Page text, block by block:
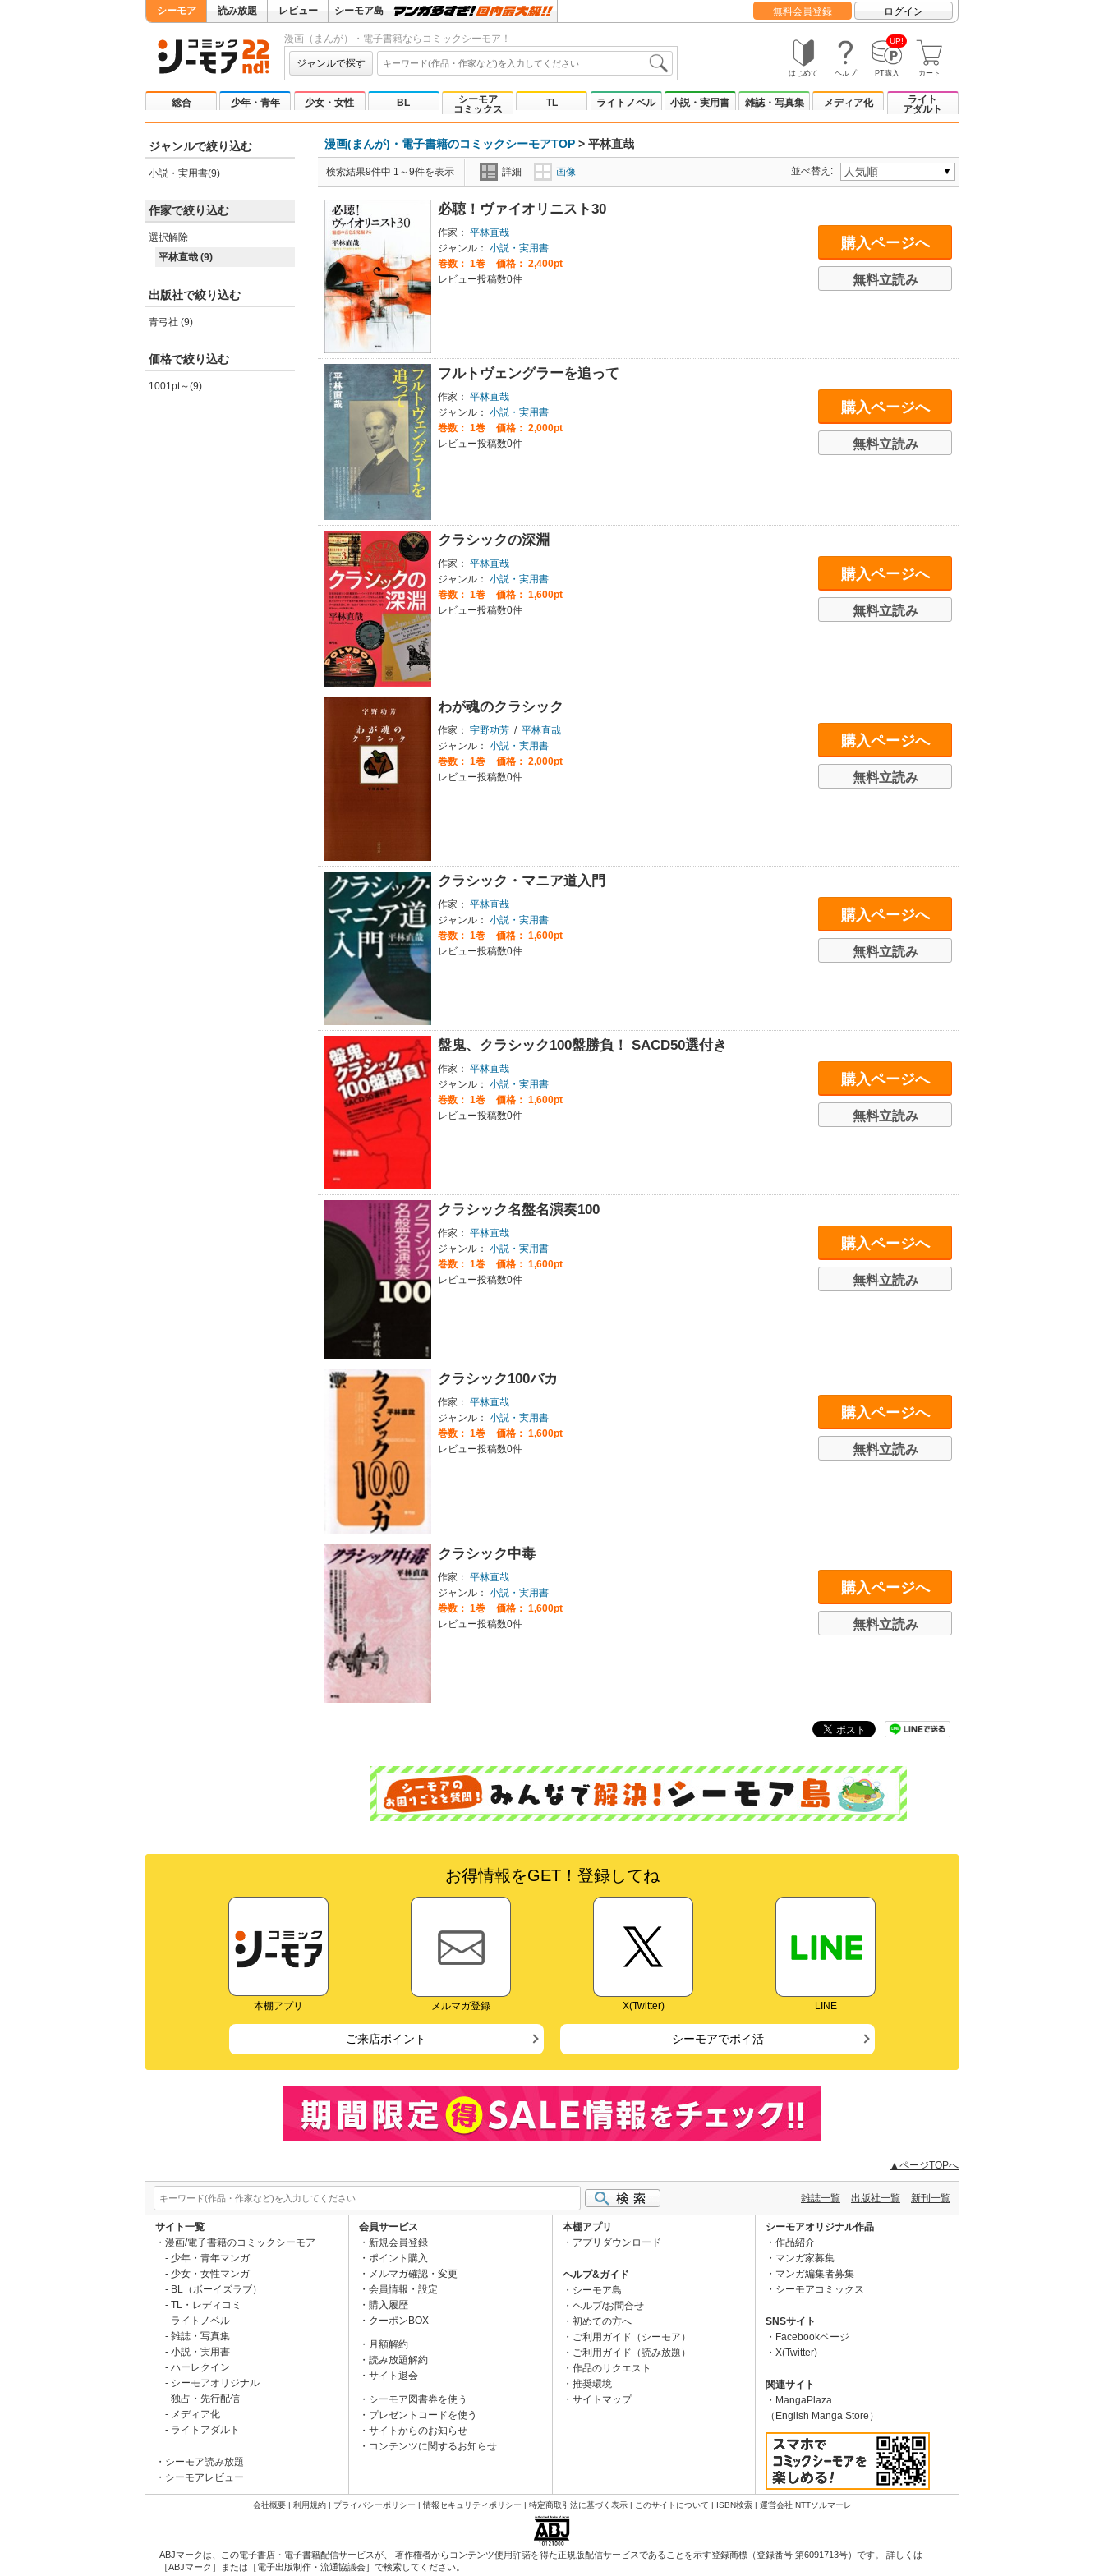
シーモア 読み放題 レビュー シーモア島 無料会員登録 ログイン
漫画（まんが）・電子書籍ならコミックシーモア！
ジャンルで探す
はじめて ヘルプ
UP!
PT購入 カート
総合 少年・青年 少女・女性 BL
シーモア
コミックス
TL ライトノベル 小説・実用書 雑誌・写真集 メディア化
ライト
アダルト
ジャンルで絞り込む
小説・実用書(9)
作家で絞り込む
選択解除
平林直哉 (9)
出版社で絞り込む
青弓社 (9)
価格で絞り込む
1001pt～(9)
漫画(まんが)・電子書籍のコミックシーモアTOP > 平林直哉
検索結果9件中 1～9件を表示 詳細 画像 並べ替え:
必聴！ヴァイオリニスト30
作家： 平林直哉
ジャンル： 小説・実用書
巻数： 1巻
価格： 2,400pt
レビュー投稿数0件
購入ページへ
無料立読み
フルトヴェングラーを追って
作家： 平林直哉
ジャンル： 小説・実用書
巻数： 1巻
価格： 2,000pt
レビュー投稿数0件
購入ページへ
無料立読み
クラシックの深淵
作家： 平林直哉
ジャンル： 小説・実用書
巻数： 1巻
価格： 1,600pt
レビュー投稿数0件
購入ページへ
無料立読み
わが魂のクラシック
作家： 宇野功芳 / 平林直哉
ジャンル： 小説・実用書
巻数： 1巻
価格： 2,000pt
レビュー投稿数0件
購入ページへ
無料立読み
クラシック・マニア道入門
作家： 平林直哉
ジャンル： 小説・実用書
巻数： 1巻
価格： 1,600pt
レビュー投稿数0件
購入ページへ
無料立読み
盤鬼、クラシック100盤勝負！ SACD50選付き
作家： 平林直哉
ジャンル： 小説・実用書
巻数： 1巻
価格： 1,600pt
レビュー投稿数0件
購入ページへ
無料立読み
クラシック名盤名演奏100
作家： 平林直哉
ジャンル： 小説・実用書
巻数： 1巻
価格： 1,600pt
レビュー投稿数0件
購入ページへ
無料立読み
クラシック100バカ
作家： 平林直哉
ジャンル： 小説・実用書
巻数： 1巻
価格： 1,600pt
レビュー投稿数0件
購入ページへ
無料立読み
クラシック中毒
作家： 平林直哉
ジャンル： 小説・実用書
巻数： 1巻
価格： 1,600pt
レビュー投稿数0件
購入ページへ
無料立読み
お得情報をGET！登録してね
本棚アプリ メルマガ登録 X(Twitter) LINE
ご来店ポイント シーモアでポイ活
▲ページTOPへ
雑誌一覧 出版社一覧 新刊一覧
サイト一覧
漫画/電子書籍のコミックシーモア
少年・青年マンガ
少女・女性マンガ
BL（ボーイズラブ）
TL・レディコミ
ライトノベル
雑誌・写真集
小説・実用書
ハーレクイン
シーモアオリジナル
独占・先行配信
メディア化
ライトアダルト
シーモア読み放題
シーモアレビュー
会員サービス
新規会員登録
ポイント購入
メルマガ確認・変更
会員情報・設定
購入履歴
クーポンBOX
月額解約
読み放題解約
サイト退会
シーモア図書券を使う
プレゼントコードを使う
サイトからのお知らせ
コンテンツに関するお知らせ
本棚アプリ
アプリダウンロード
ヘルプ&ガイド
シーモア島
ヘルプ/お問合せ
初めての方へ
ご利用ガイド（シーモア）
ご利用ガイド（読み放題）
作品のリクエスト
推奨環境
サイトマップ
シーモアオリジナル作品
作品紹介
マンガ家募集
マンガ編集者募集
シーモアコミックス
SNSサイト
Facebookページ
X(Twitter)
関連サイト
MangaPlaza
（English Manga Store）
会社概要| 利用規約| プライバシーポリシー | 情報セキュリティポリシー | 特定商取引法に基づく表示| このサイトについて | ISBN検索| 運営会社 NTTソルマーレ
ABJマークは、この電子書店・電子書籍配信サービスが、 著作権者からコンテンツ使用許諾を得た正規版配信サービスであることを示す登録商標（登録番号 第6091713号）です。 詳しくは
［ABJマーク］または［電子出版制作・流通協議会］で検索してください。